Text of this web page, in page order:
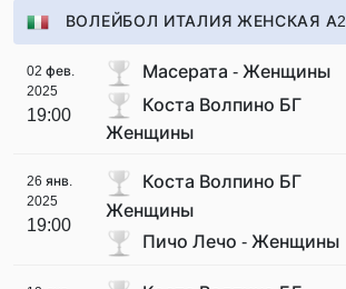
ВОЛЕЙБОЛ ИТАЛИЯ ЖЕНСКАЯ А2
02 фев.
2025
19:00
Масерата - Женщины
Коста Волпино БГ
Женщины
26 янв.
2025
19:00
Коста Волпино БГ
Женщины
Пичо Лечо - Женщины